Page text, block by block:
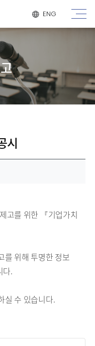
ENG
시
고를 위한 『기업가치
를 위해 투명한 정보
다.
실 수 있습니다.